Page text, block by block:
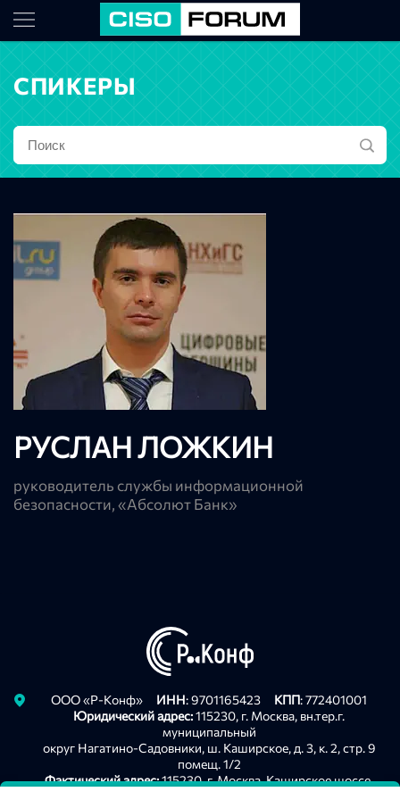
СПИКЕРЫ
РУСЛАН ЛОЖКИН
руководитель службы информационной
безопасности, «Абсолют Банк»
ООО «Р-Конф» ИНН: 9701165423 КПП: 772401001
Юридический адрес:115230, г. Москва, вн.тер.г.
муниципальный
округ Нагатино-Садовники, ш. Каширское, д. 3, к. 2, стр. 9
помещ. 1/2
Фактический адрес:115230, г. Москва, Каширское шоссе,